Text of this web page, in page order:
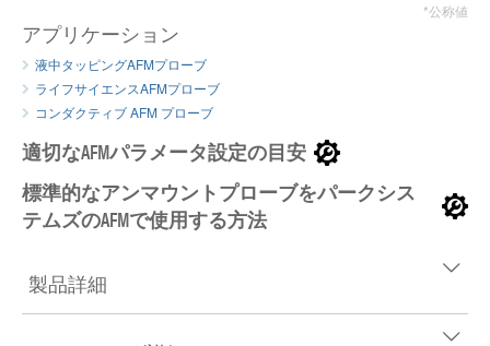
*公称値
アプリケーション
液中タッピングAFMプローブ
ライフサイエンスAFMプローブ
コンダクティブ AFM プローブ
適切なAFMパラメータ設定の目安
標準的なアンマウントプローブをパークシス
テムズのAFMで使用する方法
製品詳細